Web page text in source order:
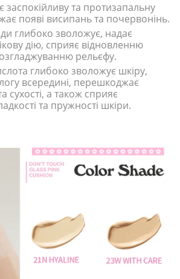
заспокійливу та протизапальну
появі висипань та почервонінь.
глибоко зволожує, надає
дію, сприяє відновленню
рельєфу.
глибоко зволожує шкіру,
всередині, перешкоджає
сухості, а також сприяє
та пружності шкіри.